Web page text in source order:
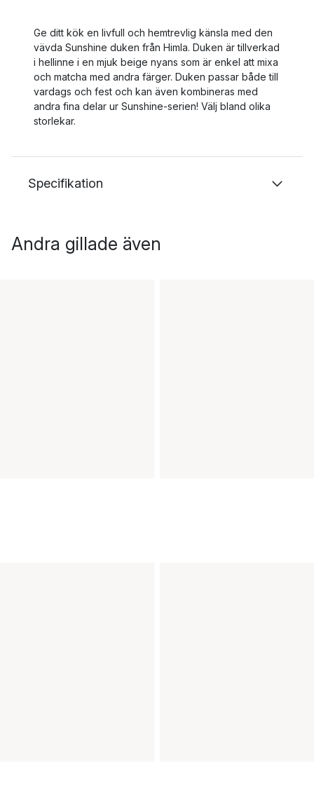
Ge ditt kök en livfull och hemtrevlig känsla med den
vävda Sunshine duken från Himla. Duken är tillverkad
i hellinne i en mjuk beige nyans som är enkel att mixa
och matcha med andra färger. Duken passar både till
vardags och fest och kan även kombineras med
andra fina delar ur Sunshine-serien! Välj bland olika
storlekar.
Specifikation
Andra gillade även